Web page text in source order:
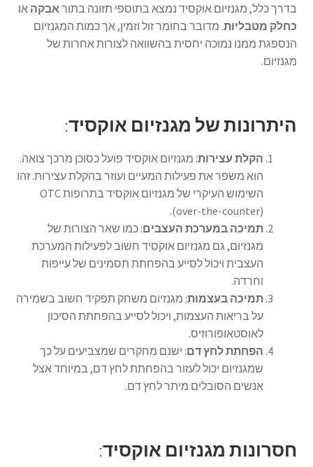
בדרך כלל, מגנזיום אוקסיד נמצא בתוספי תזונה בתור אבקה או
כחלק מטבליות. מדובר בחומר זול וזמין, אך כמות המגנזיום
הנספגת ממנו נמוכה יחסית בהשוואה לצורות אחרות של
מגנזיום.
היתרונות של מגנזיום אוקסיד:
הקלת עצירות: מגנזיום אוקסיד פועל כסוכן מרכך צואה.
הוא משפר את פעילות המעיים ועוזר בהקלת עצירות. זהו
השימוש העיקרי של מגנזיום אוקסיד בתרופות OTC
(over-the-counter).
תמיכה במערכת העצבים: כמו שאר הצורות של
מגנזיום, גם מגנזיום אוקסיד חשוב לפעילות המערכת
העצבית ויכול לסייע בהפחתת תסמינים של עייפות
וחרדה.
תמיכה בעצמות: מגנזיום משחק תפקיד חשוב בשמירה
על בריאות העצמות, ויכול לסייע בהפחתת הסיכון
לאוסטאופורוזיס.
הפחתת לחץ דם: ישנם מחקרים שמצביעים על כך
שמגנזיום יכול לעזור בהפחתת לחץ דם, במיוחד אצל
אנשים הסובלים מיתר לחץ דם.
חסרונות מגנזיום אוקסיד: